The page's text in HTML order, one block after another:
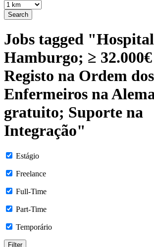
Search
Jobs tagged "Hospital
Hamburgo; ≥
Registo na Ordem dos
Enfermeiros na
gratuito; Suporte na
Integração"
Estágio
Freelance
Full-Time
Part-Time
Temporário